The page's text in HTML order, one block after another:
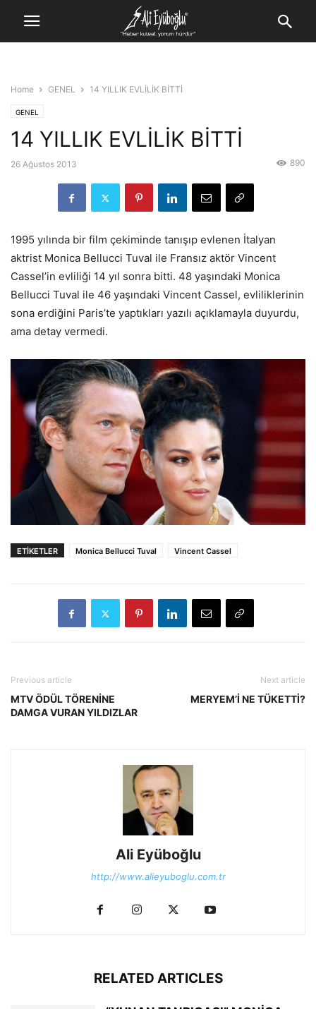
Home GENEL 14 YILLIK EVLİLİK BİTTİ
GENEL
14 YILLIK EVLİLİK BİTTİ
26 Ağustos 2013 890
1995 yılında bir film çekiminde tanışıp evlenen İtalyan
aktrist Monica Bellucci Tuval ile Fransız aktör Vincent
Cassel’in evliliği 14 yıl sonra bitti. 48 yaşındaki Monica
Bellucci Tuval ile 46 yaşındaki Vincent Cassel, evliliklerinin
sona erdiğini Paris’te yaptıkları yazılı açıklamayla duyurdu,
ama detay vermedi.
ETİKETLER Monica Bellucci Tuval Vincent Cassel
Previous article
MTV ÖDÜL TÖRENİNE
DAMGA VURAN YILDIZLAR
Next article
MERYEM’İ NE TÜKETTİ?
Ali Eyüboğlu
http://www.alieyuboglu.com.tr
RELATED ARTICLES